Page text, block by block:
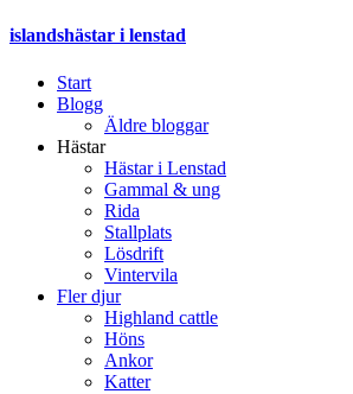
islandshästar i lenstad
Start
Blogg
Äldre bloggar
Hästar
Hästar i Lenstad
Gammal & ung
Rida
Stallplats
Lösdrift
Vintervila
Fler djur
Highland cattle
Höns
Ankor
Katter